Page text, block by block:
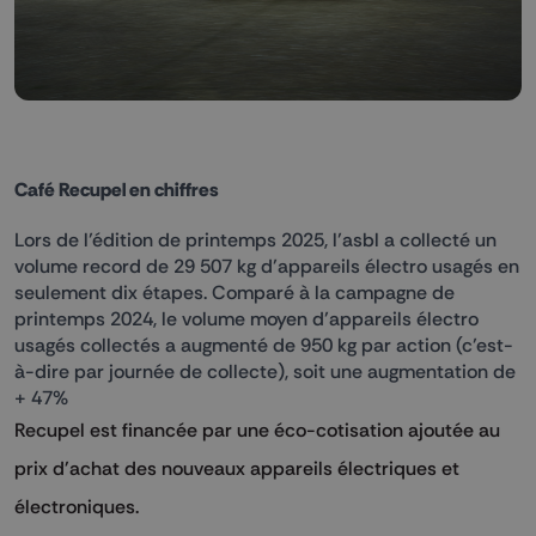
Café Recupel en chiffres
Lors de l’édition de printemps 2025, l’asbl a collecté un
volume record de 29 507 kg d’appareils électro usagés en
seulement dix étapes. Comparé à la campagne de
printemps 2024, le volume moyen d’appareils électro
usagés collectés a augmenté de 950 kg par action (c’est-
à-dire par journée de collecte), soit une augmentation de
+ 47%
Recupel est financée par une éco-cotisation ajoutée au
prix d'achat des nouveaux appareils électriques et
électroniques.